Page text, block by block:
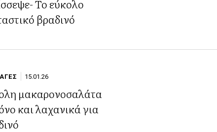
Το εύκολο
βραδινό
15.01.26
μακαρονοσαλάτα
και λαχανικά για